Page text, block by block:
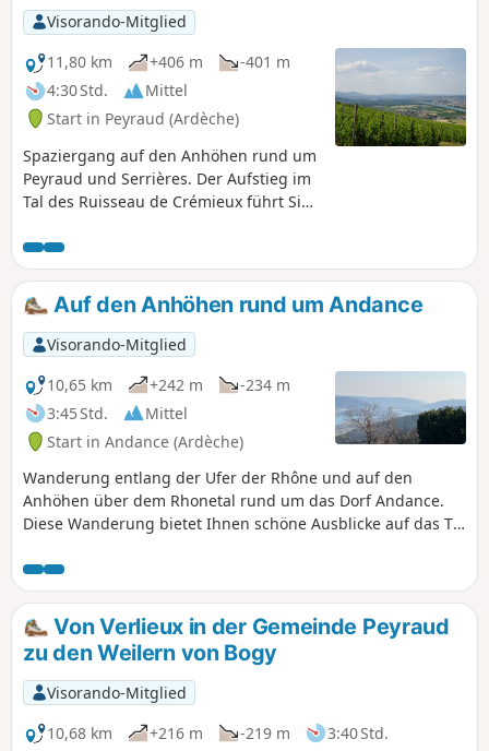
Visorando-Mitglied
11,80 km
+406 m
-401 m
4:30 Std.
Mittel
Start in Peyraud (Ardèche)
Spaziergang auf den Anhöhen rund um
Peyraud und Serrières. Der Aufstieg im
Tal des Ruisseau de Crémieux führt Sie
bietet Ihnen zahlreiche Aussichtspunkte
mit Blick auf das Rhonetal und die
Alpen, wenn die Sicht es zulässt.
Auf den Anhöhen rund um Andance
Visorando-Mitglied
10,65 km
+242 m
-234 m
3:45 Std.
Mittel
Start in Andance (Ardèche)
Wanderung entlang der Ufer der Rhône und auf den
Anhöhen über dem Rhonetal rund um das Dorf Andance.
Diese Wanderung bietet Ihnen schöne Ausblicke auf das Tal
Von Verlieux in der Gemeinde Peyraud
zu den Weilern von Bogy
Visorando-Mitglied
10,68 km
+216 m -219 m
3:40 Std.